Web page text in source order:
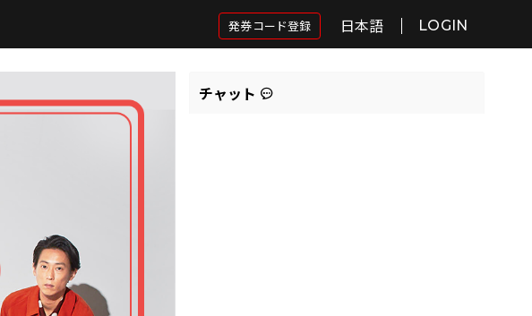
発券コード登録 日本語 LOGIN
チャット